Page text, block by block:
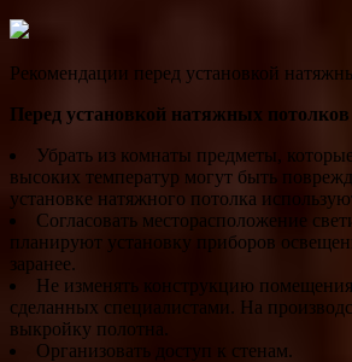
Рекомендации перед установкой
Перед установкой натяжных потолков
Убрать из комнаты предметы,
высоких температур могут быть
установке натяжного потолка
Согласовать месторасположение
планируют установку приборов
заранее.
Не изменять конструкцию
сделанных специалистами. На
выкройку полотна.
Организовать доступ к стенам.